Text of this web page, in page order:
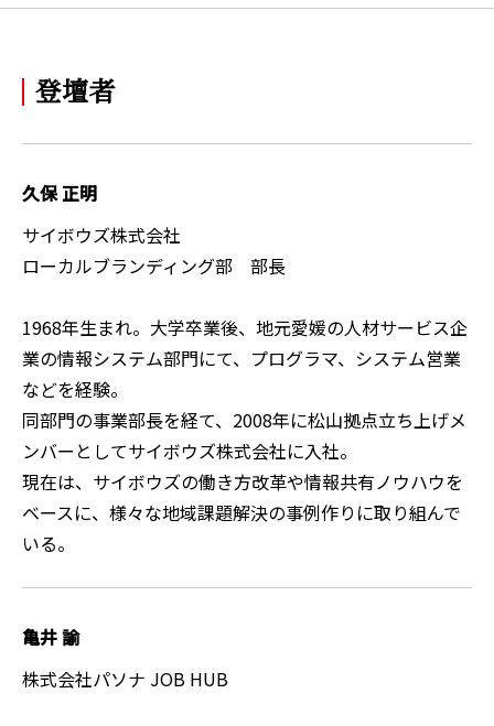
登壇者
久保 正明
サイボウズ株式会社
ローカルブランディング部 部長
1968年生まれ。大学卒業後、地元愛媛の人材サービス企
業の情報システム部門にて、プログラマ、システム営業
などを経験。
同部門の事業部長を経て、2008年に松山拠点立ち上げメ
ンバーとしてサイボウズ株式会社に入社。
現在は、サイボウズの働き方改革や情報共有ノウハウを
ベースに、様々な地域課題解決の事例作りに取り組んで
いる。
亀井 諭
株式会社パソナ JOB HUB